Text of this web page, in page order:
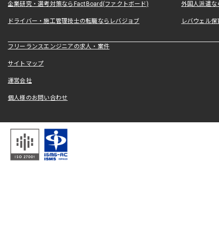
企業研究・選考対策ならFactBoard(ファクトボード) 外国人派遣な
ドライバー・施工管理技士の転職ならレバジョブ レバウェル
フリーランスエンジニアの求人・案件
サイトマップ
運営会社
個人様のお問い合わせ